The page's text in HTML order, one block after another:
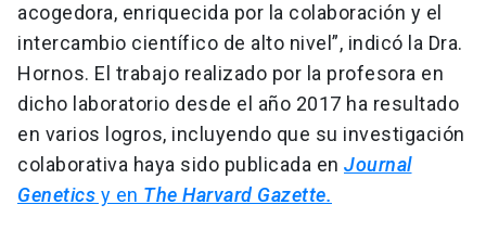
acogedora, enriquecida por la colaboración y el
intercambio científico de alto nivel”, indicó la Dra.
Hornos. El trabajo realizado por la profesora en
dicho laboratorio desde el año 2017 ha resultado
en varios logros, incluyendo que su investigación
colaborativa haya sido publicada en Journal
Genetics y en The Harvard Gazette.